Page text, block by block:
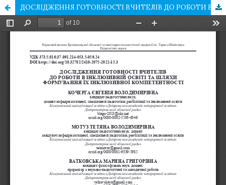
ДОСЛІДЖЕННЯ ГОТОВНОСТІ ВЧИТЕЛІВ ДО РОБОТИ В ІНКЛЮЗИВНІЙ ОСВІТІ ТА ШЛЯХИ ФОРМУВАННЯ ЇХ ІНКЛЮЗИВНОЇ КОМПЕТЕНТНОСТІ